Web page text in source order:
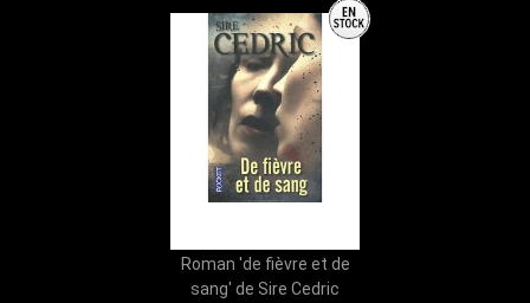
Roman 'de fièvre et de
sang' de Sire Cedric